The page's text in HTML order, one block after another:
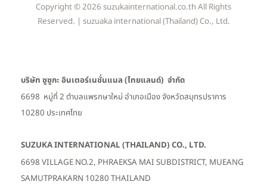
Copyright © 2026 suzukainternational.co.th All Rights
Reserved. | suzuaka international (Thailand) Co., Ltd.
บริษัท ซูซูกะ อินเตอร์เนชั่นแนล (ไทยแลนด์) จำกัด
6698 หมู่ที่ 2 ตำบลแพรกษาใหม่ อำเภอเมืองจังหวัดสมุทรปราการ
10280 ประเทศไทย
SUZUKA INTERNATIONAL (THAILAND) CO., LTD.
6698 VILLAGE NO.2, PHRAEKSA MAI SUBDISTRICT, MUEANG
SAMUTPRAKARN 10280 THAILAND